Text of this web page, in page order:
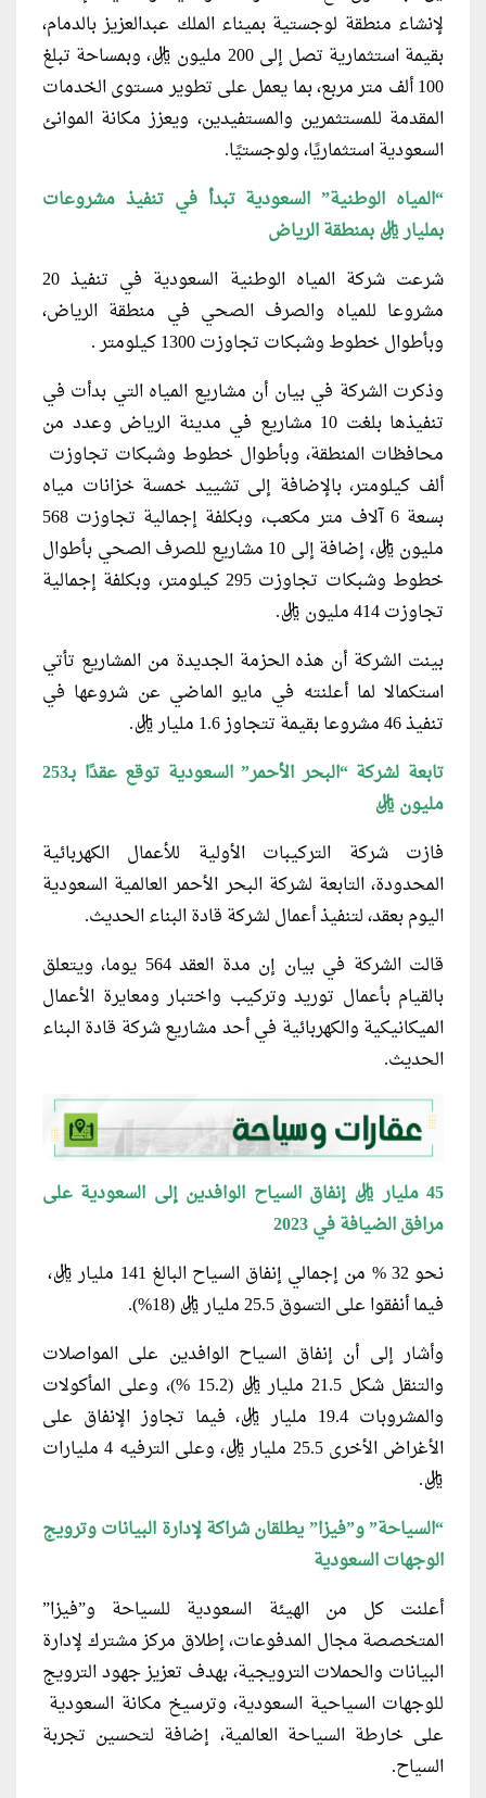
لإنشاء منطقة لوجستية بميناء الملك عبدالعزيز بالدمام،
بقيمة استثمارية تصل إلى 200 مليون ريال، وبمساحة تبلغ
100 ألف متر مربع، بما يعمل على تطوير مستوى الخدمات
المقدمة للمستثمرين والمستفيدين، ويعزز مكانة الموانئ
السعودية استثماريًا، ولوجستيًا.
“المياه الوطنية” السعودية تبدأ في تنفيذ مشروعات
بمليار ريال بمنطقة الرياض
شرعت شركة المياه الوطنية السعودية في تنفيذ 20
مشروعا للمياه والصرف الصحي في منطقة الرياض،
وبأطوال خطوط وشبكات تجاوزت 1300 كيلومتر .
وذكرت الشركة في بيان أن مشاريع المياه التي بدأت في
تنفيذها بلغت 10 مشاريع في مدينة الرياض وعدد من
محافظات المنطقة، وبأطوال خطوط وشبكات تجاوزت
ألف كيلومتر، بالإضافة إلى تشييد خمسة خزانات مياه
بسعة 6 آلاف متر مكعب، وبكلفة إجمالية تجاوزت 568
مليون ريال، إضافة إلى 10 مشاريع للصرف الصحي بأطوال
خطوط وشبكات تجاوزت 295 كيلومتر، وبكلفة إجمالية
تجاوزت 414 مليون ريال.
بينت الشركة أن هذه الحزمة الجديدة من المشاريع تأتي
استكمالا لما أعلنته في مايو الماضي عن شروعها في
تنفيذ 46 مشروعا بقيمة تتجاوز 1.6 مليار ريال.
تابعة لشركة “البحر الأحمر” السعودية توقع عقدًا بـ253
مليون ريال
فازت شركة التركيبات الأولية للأعمال الكهربائية
المحدودة، التابعة لشركة البحر الأحمر العالمية السعودية
اليوم بعقد، لتنفيذ أعمال لشركة قادة البناء الحديث.
قالت الشركة في بيان إن مدة العقد 564 يوما، ويتعلق
بالقيام بأعمال توريد وتركيب واختبار ومعايرة الأعمال
الميكانيكية والكهربائية في أحد مشاريع شركة قادة البناء
الحديث.
45 مليار ريال إنفاق السياح الوافدين إلى السعودية على
مرافق الضيافة في 2023
نحو 32 % من إجمالي إنفاق السياح البالغ 141 مليار ريال،
فيما أنفقوا على التسوق 25.5 مليار ريال (18%).
وأشار إلى أن إنفاق السياح الوافدين على المواصلات
والتنقل شكل 21.5 مليار ريال (15.2 %)، وعلى المأكولات
والمشروبات 19.4 مليار ريال، فيما تجاوز الإنفاق على
الأغراض الأخرى 25.5 مليار ريال، وعلى الترفيه 4 مليارات
ريال.
“السياحة” و”فيزا” يطلقان شراكة لإدارة البيانات وترويج
الوجهات السعودية
أعلنت كل من الهيئة السعودية للسياحة و”فيزا”
المتخصصة مجال المدفوعات، إطلاق مركز مشترك لإدارة
البيانات والحملات الترويجية، بهدف تعزيز جهود الترويج
للوجهات السياحية السعودية، وترسيخ مكانة السعودية
على خارطة السياحة العالمية، إضافة لتحسين تجربة
السياح.